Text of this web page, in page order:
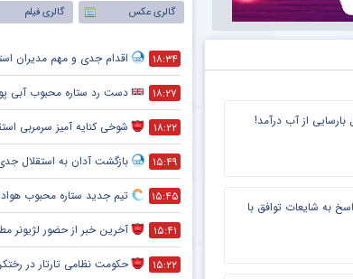
بارسایی از آب درآمد!
به شایعات توافق با
گالری عکس
گالری فیلم
۱۸:۳۴ اقدام جدی و مهم مدیران
۱۸:۲۷ دست رد ستاره محبوب آبی پوشان به
۱۸:۲۲ شوخی کنایه آمیز سرمربی
۱۵:۴۹ بازگشت آدان به استقلال
۱۵:۴۵ تیم جدید ستاره محبوب
۱۵:۴۱ آخرین خبر از حضور لژیونر
۱۵:۲۲ حکومت نظامی تارتار در